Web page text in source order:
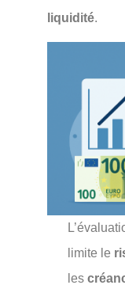
liquidité.
limite le
les